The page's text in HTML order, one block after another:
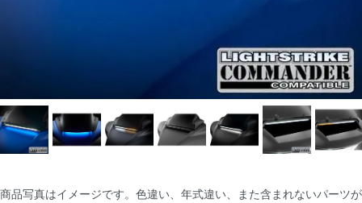
商品写真はイメージです。色違い、年式違い、また含まれないパーツが